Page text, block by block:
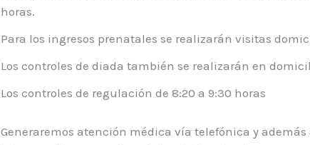
horas.
Para los ingresos prenatales se realizarán visitas
Los controles de diada también se realizarán en
Los controles de regulación de 8:20 a 9:30 horas
Generaremos atención médica vía telefónica y además